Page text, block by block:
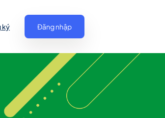
ký Đăng nhập